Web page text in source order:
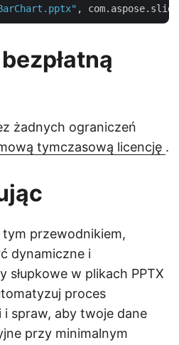
żadnych ograniczeń
tymczasową licencję .
przewodnikiem,
dynamiczne i
słupkowe w plikach PPTX
proces
spraw, aby twoje dane
przy minimalnym